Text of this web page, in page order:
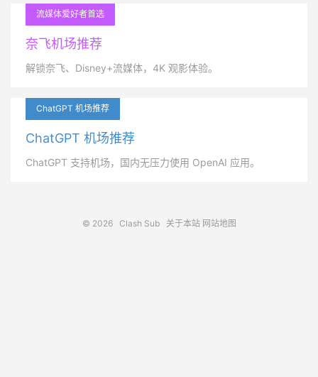
流媒体爱好者首选
奈飞机场推荐
解锁奈飞、Disney+流媒体，4K 观影体验。
ChatGPT 机场推荐
ChatGPT 机场推荐
ChatGPT 支持机场，国内无压力使用 OpenAI 应用。
© 2026 Clash Sub 关于本站 网站地图